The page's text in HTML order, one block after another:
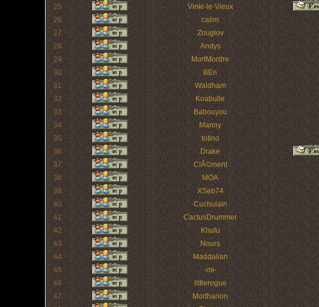
25
Vinki-le-Vieux
26
calim
27
Zouglov
28
Andys
29
MortMordre
30
BEn
31
Waldham
32
Koabulle
33
Babouyou
34
Manny
35
totino
36
Drake
37
ClÃ©ment
38
MOA
39
XSeb74
40
Cuchulain
41
CactusDrummer
42
Khufu
43
Nours
44
Maddalian
45
-mi-
46
littlerogue
47
Mortharion